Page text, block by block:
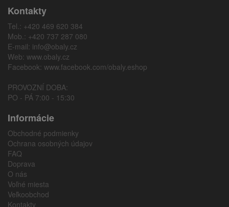
Kontakty
Tel.: +420 469 620 384
Mob.: +420 737 287 080
E-mail: info@obaly.cz
Web: www.obaly.cz
Facebook: www.facebook.com/obaly.eshop
PROVOZNÍ DOBA:
PO - PÁ 7:00 - 15:30
Informácie
Obchodné podmienky
Ochrana osobných údajov
FAQ
Doprava
O nás
Voľné miesta
Veľkoobchod
Kontakty